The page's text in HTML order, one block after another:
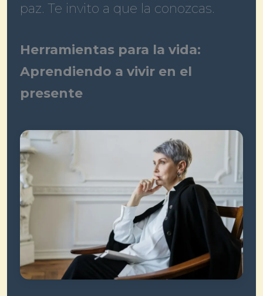
paz. Te invito a que la conozcas.
Herramientas para la vida:
Aprendiendo a vivir en el
presente